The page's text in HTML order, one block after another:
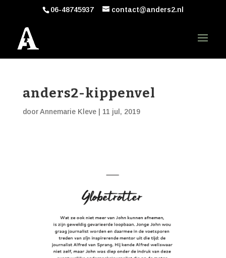
06-48745937 contact@anders2.nl
anders2-kippenvel
doorAnnemarie Kleve| 11 jul, 2019